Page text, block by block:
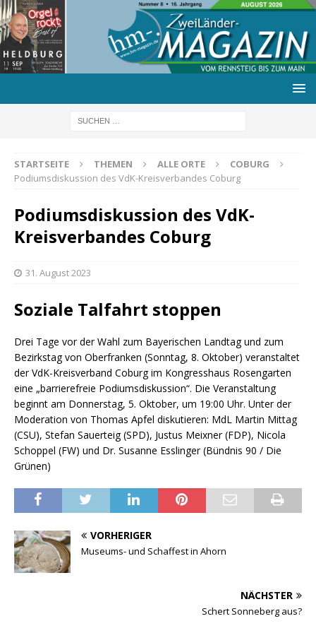
STARTSEITE THEMEN ALLE ORTE
COBURG
Podiumsdiskussion des VdK-Kreisverbandes Coburg
Podiumsdiskussion des VdK-
Kreisverbandes Coburg
31. August 2023
Soziale Talfahrt stoppen
Drei Tage vor der Wahl zum Bayerischen Landtag und zum
Bezirkstag von Oberfranken (Sonntag, 8. Oktober) veranstaltet
der VdK-Kreisverband Coburg im Kongresshaus Rosengarten
eine „barrierefreie Podiumsdiskussion“. Die Veranstaltung
beginnt am Donnerstag, 5. Oktober, um 19:00 Uhr. Unter der
Moderation von Thomas Apfel diskutieren: MdL Martin Mittag
(CSU), Stefan Sauerteig (SPD), Justus Meixner (FDP), Nicola
Schoppel (FW) und Dr. Susanne Esslinger (Bündnis 90 / Die
Grünen)
VORHERIGER
Museums- und Schaffest in Ahorn
NÄCHSTER
Schert Sonneberg aus?